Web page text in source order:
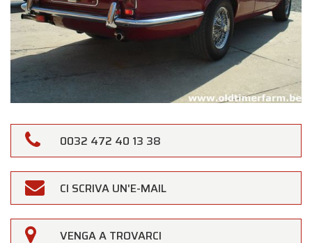
0032 472 40 13 38
CI SCRIVA UN'E-MAIL
VENGA A TROVARCI